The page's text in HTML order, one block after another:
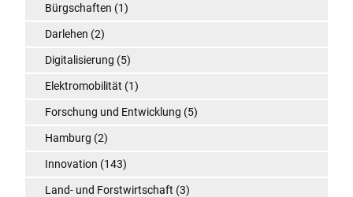
Bürgschaften (1)
Darlehen (2)
Digitalisierung (5)
Elektromobilität (1)
Forschung und Entwicklung (5)
Hamburg (2)
Innovation (143)
Land- und Forstwirtschaft (3)